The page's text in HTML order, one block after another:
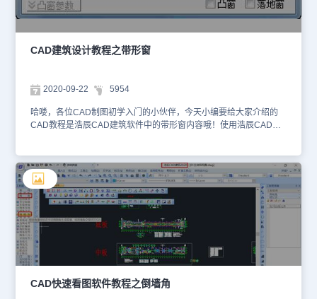
查看，使用浩辰CAD建筑软件绘制的CAD图纸也可以在轻量级的
CAD快速看图软件——浩辰CAD看图王中进行查看哦！
CAD建筑设计教程之带形窗
2020-09-22 5954
哈喽，各位CAD制图初学入门的小伙伴，今天小编要给大家介绍的
CAD教程是浩辰CAD建筑软件中的带形窗内容哦！使用浩辰CAD建
合，可以绘制转角窗，各扇窗共享一个编号；利用凸窗特性,勾选"凸
窗"复选框绘制角凸窗。新增自动分窗格功能，模型视觉效果有了很
大提高。 今天的CAD教程就给CAD制图初学入门的小伙伴介绍到这
里啦！需要CAD下载的小伙伴可以到浩辰CAD下载中心来免费下载
各种正版CAD软件哦，浩辰CAD软件是咱们国产CAD软件，推荐大
家下载使用呢。
CAD快速看图软件教程之倒墙角